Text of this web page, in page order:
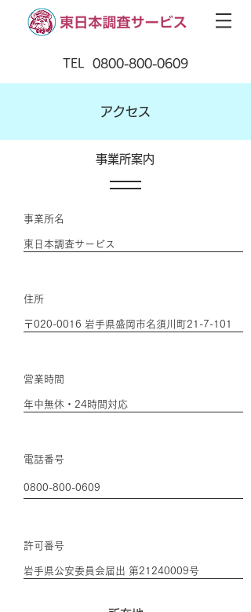
TEL 0800-800-0609
​アクセス
​事業所案内
​事業所名
東日本調査サービス
​住所
〒020-0016 岩手県盛岡市名須川町21-7-101
​営業時間
年中無休・24時間対応
電話番号
0800-800-0609
許可番号
岩手県公安委員会届出 第21240009号